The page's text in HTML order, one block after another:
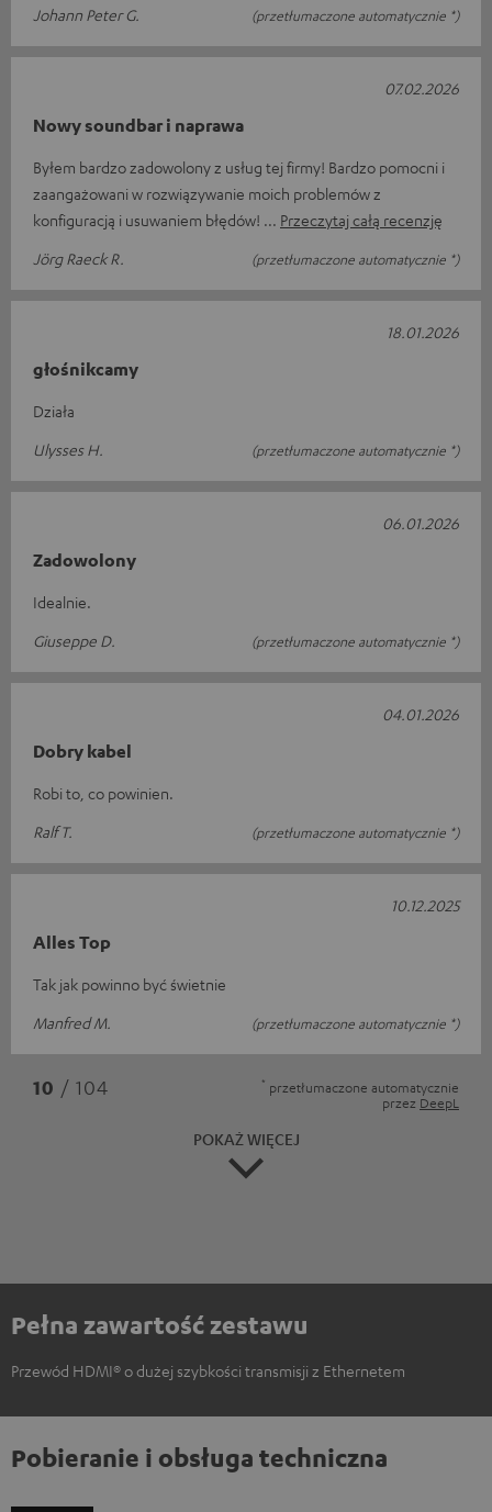
Johann Peter G.
(przetłumaczone automatycznie *)
Nowy soundbar i naprawa
Byłem bardzo zadowolony z usług tej firmy! Bardzo pomocni i
zaangażowani w rozwiązywanie moich problemów z
konfiguracją i usuwaniem błędów!
Przeczytaj całą recenzję
Jörg Raeck R.
(przetłumaczone automatycznie *)
07.02.2026
głośnikcamy
Działa
Ulysses H.
(przetłumaczone automatycznie *)
18.01.2026
Zadowolony
Idealnie.
Giuseppe D.
(przetłumaczone automatycznie *)
06.01.2026
Dobry kabel
Robi to, co powinien.
Ralf T.
(przetłumaczone automatycznie *)
04.01.2026
Alles Top
Tak jak powinno być świetnie
Manfred M.
(przetłumaczone automatycznie *)
10.12.2025
10 / 104 * przetłumaczone automatycznie
przez DeepL
POKAŻ WIĘCEJ
Pełna zawartość zestawu
Przewód HDMI® o dużej szybkości transmisji z Ethernetem
Pobieranie i obsługa techniczna